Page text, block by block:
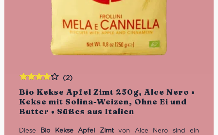
Bio Kekse Apfel Zimt 250g, Alce Nero •
Kekse mit Solina-Weizen, Ohne Ei und
Butter • Süßes aus Italien
(2)
Diese Bio Kekse Apfel Zimtvon Alce Nero sind ein
Bewertet
mit 4.00
von 5